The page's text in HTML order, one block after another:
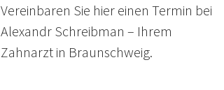
Vereinbaren Sie hier einen Termin bei
Alexandr Schreibman – Ihrem
Zahnarzt in Braunschweig.